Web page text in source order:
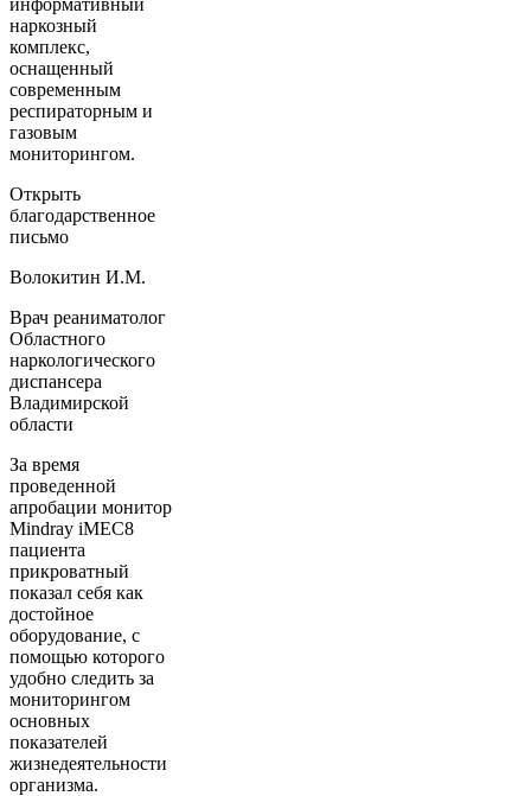
наркозный
комплекс,
оснащенный
современным
респираторным и
газовым
мониторингом.
Открыть
благодарственное
письмо
Волокитин И.М.
Врач реаниматолог
Областного
наркологического
диспансера
Владимирской
области
За время
проведенной
апробации монитор
Mindray iMEC8
пациента
прикроватный
показал себя как
достойное
оборудование, с
помощью которого
удобно следить за
мониторингом
основных
показателей
жизнедеятельности
организма.